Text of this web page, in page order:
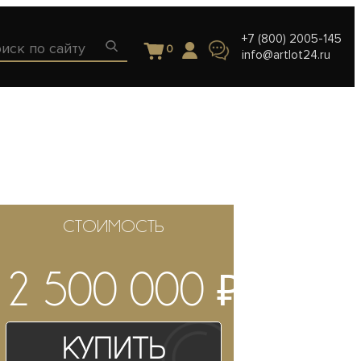
0
+7 (800) 2005-145
info@artlot24.ru
СТОИМОСТЬ
2 500 000 ₽
Купить